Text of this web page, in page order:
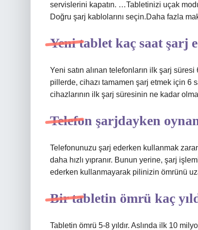
servislerini kapatın. …Tabletinizi uçak
Doğru şarj kablolarını seçin.Daha fazla
Yeni tablet kaç saat şarj
Yeni satın alınan telefonların ilk şarj
pillerde, cihazı tamamen şarj etmek için 6
cihazlarının ilk şarj süresinin ne kadar
Telefon şarjdayken
Telefonunuzu şarj ederken kullanmak
daha hızlı yıpranır. Bunun yerine, şarj
ederken kullanmayarak pilinizin ömrünü
Bir tabletin ömrü kaç
Tabletin ömrü 5-8 yıldır. Aslında ilk 10